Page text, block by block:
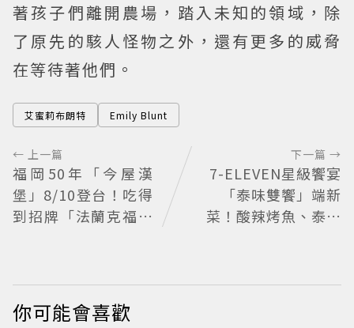
著孩子們離開農場，踏入未知的領域，除
了原先的駭人怪物之外，還有更多的威脅
在等待著他們。
艾蜜莉布朗特 Emily Blunt
← 上一篇
福岡50年「今屋漢
堡」8/10登台！吃得
到招牌「法蘭克福起
下一篇 →
7-ELEVEN星級饗宴
「泰味雙饗」端新
菜！酸辣烤魚、泰奶
你可能會喜歡